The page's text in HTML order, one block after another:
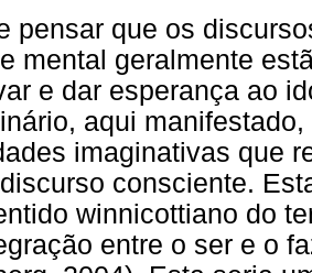
pensar que os
mental geralmente
e dar esperança ao
aqui
imaginativas que
consciente.
winnicottiano do
entre o ser e o